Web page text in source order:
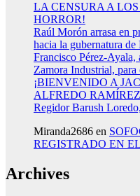
LA CENSURA A
HORROR!
Raúl Morón arrasa en
hacia la gubernatura
Francisco Pérez-Ayala,
Zamora Industrial,
¡BIENVENIDO A
ALFREDO
Regidor Barush
Miranda2686 en
REGISTRADO EN
Archives